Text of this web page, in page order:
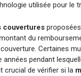
utilisée pour le
couvertures
du
Certaines
pendant
crucial de vérifier si la